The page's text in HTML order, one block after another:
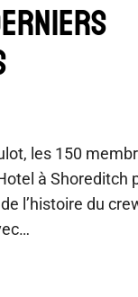
les 150
à Shoreditch
l’histoire du